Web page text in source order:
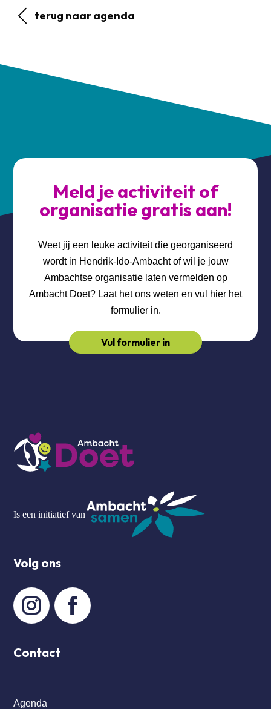
terug naar agenda
Meld je activiteit of
organisatie gratis aan!
Weet jij een leuke activiteit die georganiseerd
wordt in Hendrik-Ido-Ambacht of wil je jouw
Ambachtse organisatie laten vermelden op
Ambacht Doet? Laat het ons weten en vul hier het
formulier in.
Vul formulier in
Is een initiatief van
Volg ons
Contact
Agenda